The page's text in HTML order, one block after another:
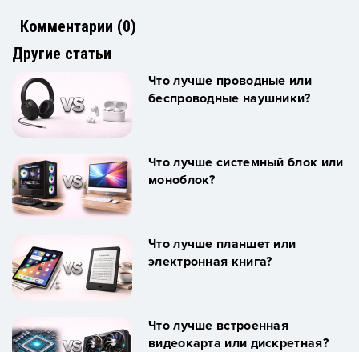
Комментарии (0)
Другие статьи
Что лучше проводные или
беспроводные наушники?
Что лучше системный блок или
моноблок?
Что лучше планшет или
электронная книга?
Что лучше встроенная
видеокарта или дискретная?